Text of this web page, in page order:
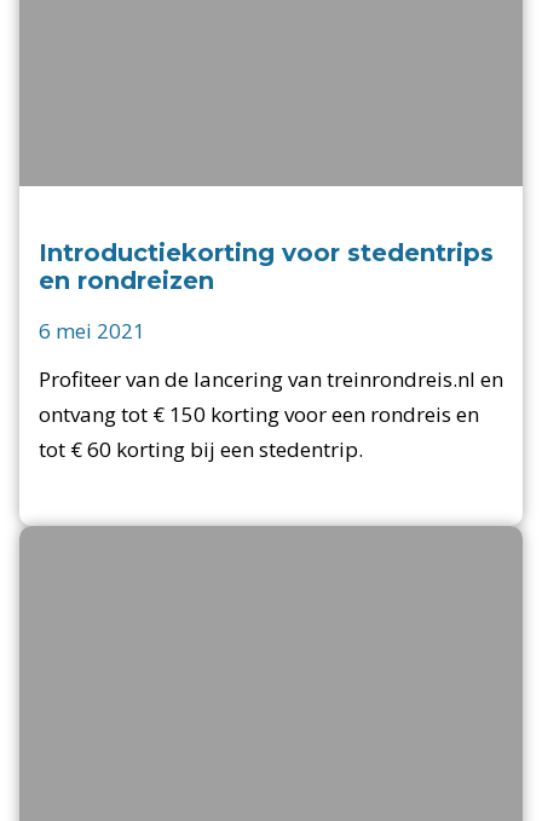
Introductiekorting voor stedentrips
en rondreizen
6 mei 2021
Profiteer van de lancering van treinrondreis.nl en
ontvang tot € 150 korting voor een rondreis en
tot € 60 korting bij een stedentrip.